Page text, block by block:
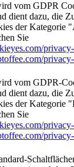
vom GDPR
dient dazu, die
der Kategorie
Sie
vom GDPR-
dient dazu, die
der Kategorie
Sie